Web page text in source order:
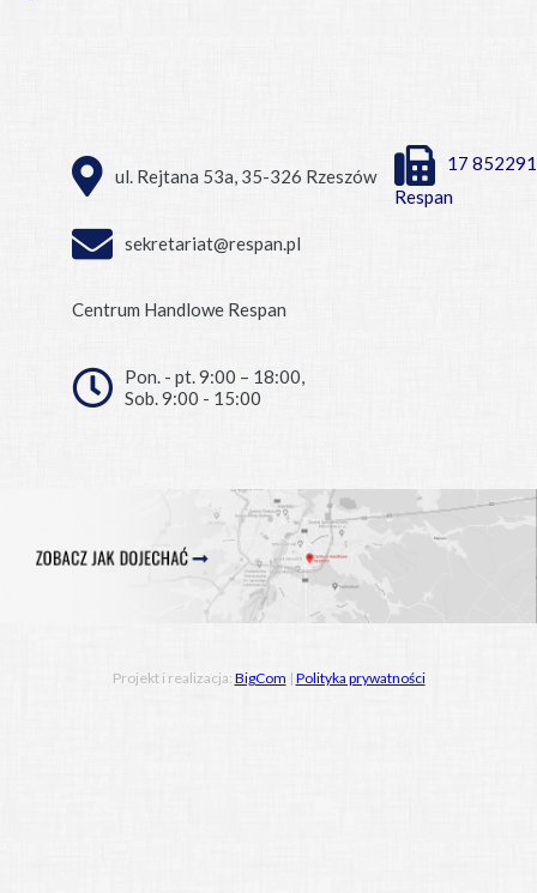
ul. Rejtana 53a, 35-326 Rzeszów
17
Respan
sekretariat@respan.pl
Centrum Handlowe Respan
Pon. - pt. 9:00 – 18:00,
Sob. 9:00 - 15:00
Projekt i realizacja: BigCom | Polityka prywatności